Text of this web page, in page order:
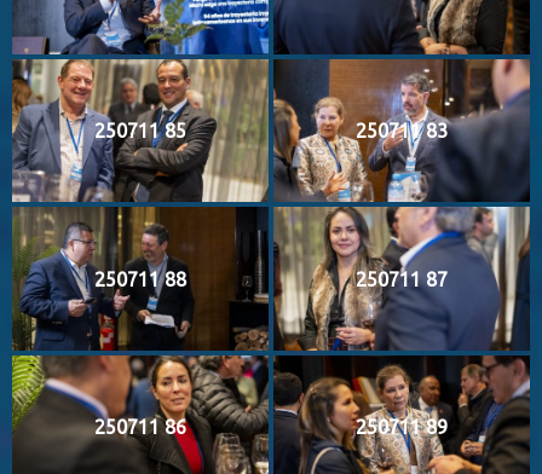
250711 85 250711 83
250711 88 250711 87
250711 86 250711 89